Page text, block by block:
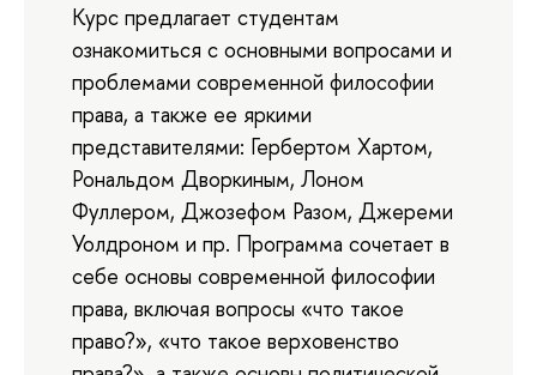
Курс предлагает студентам
ознакомиться с основными вопросами и
проблемами современной философии
права, а также ее яркими
представителями: Гербертом Хартом,
Рональдом Дворкиным, Лоном
Фуллером, Джозефом Разом, Джереми
Уолдроном и пр. Программа сочетает в
себе основы современной философии
права, включая вопросы «что такое
право?», «что такое верховенство